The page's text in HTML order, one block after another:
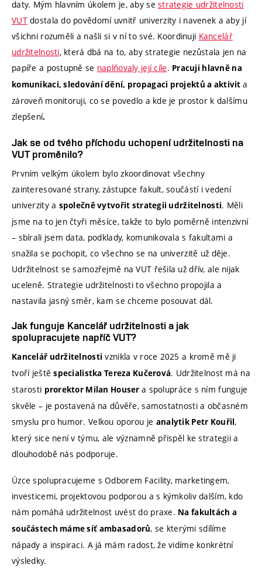
daty. Mým hlavním úkolem je, aby se strategie udržitelnosti
VUT dostala do povědomí uvnitř univerzity i navenek a aby jí
všichni rozuměli a našli si v ní to své. Koordinuji Kancelář
udržitelnosti, která dbá na to, aby strategie nezůstala jen na
papíře a postupně se naplňovaly její cíle. Pracuji hlavně na
komunikaci, sledování dění, propagaci projektů a aktivit a
zároveň monitoruji, co se povedlo a kde je prostor k dalšímu
zlepšení.
Jak se od tvého příchodu uchopení udržitelnosti na
VUT proměnilo?
Prvním velkým úkolem bylo zkoordinovat všechny
zainteresované strany, zástupce fakult, součástí i vedení
univerzity a společně vytvořit strategii udržitelnosti. Měli
jsme na to jen čtyři měsíce, takže to bylo poměrně intenzivní
– sbírali jsem data, podklady, komunikovala s fakultami a
snažila se pochopit, co všechno se na univerzitě už děje.
Udržitelnost se samozřejmě na VUT řešila už dřív, ale nijak
uceleně. Strategie udržitelnosti to všechno propojila a
nastavila jasný směr, kam se chceme posouvat dál.
Jak funguje Kancelář udržitelnosti a jak
spolupracujete napříč VUT?
Kancelář udržitelnosti vznikla v roce 2025 a kromě mě ji
tvoří ještě specialistka Tereza Kučerová. Udržitelnost má na
starosti prorektor Milan Houser a spolupráce s ním funguje
skvěle – je postavená na důvěře, samostatnosti a občasném
smyslu pro humor. Velkou oporou je analytik Petr Kouřil,
který sice není v týmu, ale významně přispěl ke strategii a
dlouhodobě nás podporuje.
Úzce spolupracujeme s Odborem Facility, marketingem,
investicemi, projektovou podporou a s kýmkoliv dalším, kdo
nám pomáhá udržitelnost uvést do praxe. Na fakultách a
součástech máme síť ambasadorů, se kterými sdílíme
nápady a inspiraci. A já mám radost, že vidíme konkrétní
výsledky.